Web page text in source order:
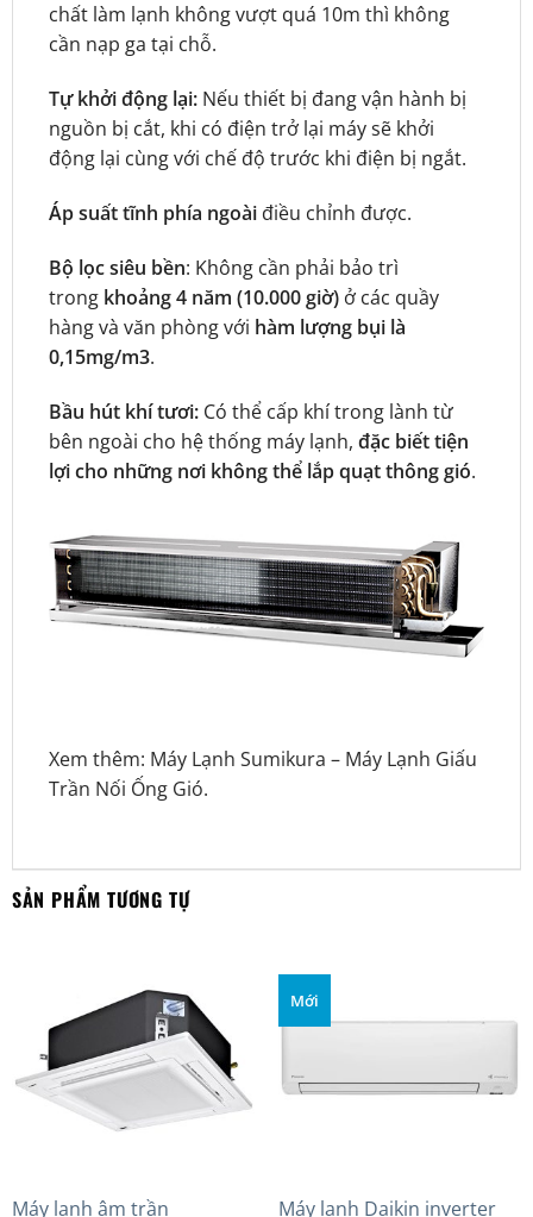
chất làm lạnh không vượt quá 10m thì không
cần nạp ga tại chỗ.
Tự khởi động lại:Nếu thiết bị đang vận hành bị
nguồn bị cắt, khi có điện trở lại máy sẽ khởi
động lại cùng với chế độ trước khi điện bị ngắt.
Áp suất tĩnh phía ngoài điều chỉnh được.
Bộ lọc siêu bền: Không cần phải bảo trì
trong khoảng 4 năm (10.000 giờ) ở các quầy
hàng và văn phòng với hàm lượng bụi là
0,15mg/m3.
Bầu hút khí tươi: Có thể cấp khí trong lành từ
bên ngoài cho hệ thống máy lạnh, đặc biết tiện
lợi cho những nơi không thể lắp quạt thông gió.
Xem thêm: Máy Lạnh Sumikura – Máy Lạnh Giấu
Trần Nối Ống Gió.
SẢN PHẨM TƯƠNG TỰ
Máy lạnh âm trần
Mới
Máy lạnh Daikin inverter